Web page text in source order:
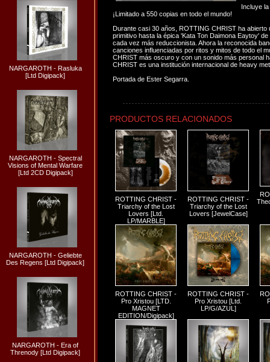
NARGAROTH - Rasluka
[Ltd Digipack]
NARGAROTH - Spectral
Visions of Mental Warfare
[Ltd 2CD Digipack]
NARGAROTH - Geliebte
Des Regens [Ltd Digipack]
NARGAROTH - Era of
Threnody [Ltd Digipack]
Incluye
¡Limitado a 550 copias en todo el mundo!
Durante casi 30 años, ROTTING CHRIST ha
primitivo hasta la épica 'Kata Ton Daimona Eaytoy'
cada vez más reduccionista. Ahora la reconocida
canciones influenciadas por ritos y mitos de todo el
CHRIST más oscuro y con un sonido más personal
CHRIST es una institución internacional de heavy
Portada de Ester Segarra.
PRODUCTOS RELACIONADOS
ROTTING CHRIST -
Triarchy of the Lost
Lovers [Ltd.
LP/MARBLE]
ROTTING CHRIST -
Triarchy of the Lost
Lovers [JewelCase]
ROTTING CHRIST -
Pro Xristou [LTD.
MAGNET
EDITION/Digipack]
ROTTING CHRIST -
Pro Xristou [Ltd.
LP/G/AZUL]